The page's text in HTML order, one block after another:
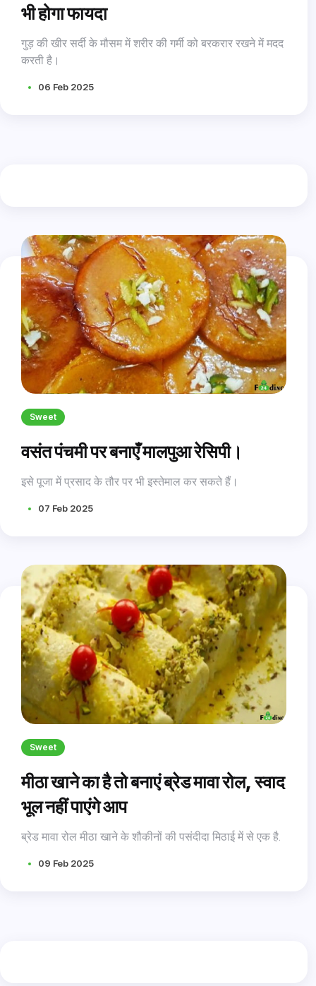
भी होगा फायदा
गुड़ की खीर सर्दी के मौसम में शरीर की गर्मी को बरकरार रखने में मदद
करती है।
06 Feb 2025
Sweet
वसंत पंचमी पर बनाएँ मालपुआ रेसिपी।
इसे पूजा में प्रसाद के तौर पर भी इस्तेमाल कर सकते हैं।
07 Feb 2025
Sweet
मीठा खाने का है तो बनाएं ब्रेड मावा रोल, स्वाद
भूल नहीं पाएंगे आप
ब्रेड मावा रोल मीठा खाने के शौकीनों की पसंदीदा मिठाई में से एक है.
09 Feb 2025